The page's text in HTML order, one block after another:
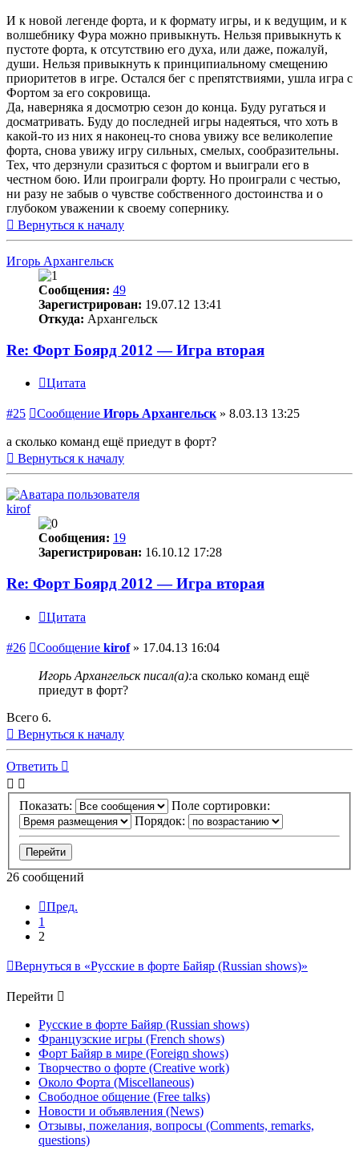
И к новой легенде форта, и к формату игры, и к ведущим, и к
волшебнику Фура можно привыкнуть. Нельзя привыкнуть к
пустоте форта, к отсутствию его духа, или даже, пожалуй,
души. Нельзя привыкнуть к принципиальному смещению
приоритетов в игре. Остался бег с препятствиями, ушла игра с
Фортом за его сокровища.
Да, наверняка я досмотрю сезон до конца. Буду ругаться и
досматривать. Буду до последней игры надеяться, что хоть в
какой-то из них я наконец-то снова увижу все великолепие
форта, снова увижу игру сильных, смелых, сообразительны.
Тех, что дерзнули сразиться с фортом и выиграли его в
честном бою. Или проиграли форту. Но проиграли с честью,
ни разу не забыв о чувстве собственного достоинства и о
глубоком уважении к своему сопернику.
Вернуться к началу
Игорь Архангельск
Сообщения: 49
Зарегистрирован: 19.07.12 13:41
Откуда: Архангельск
Re: Форт Боярд 2012 — Игра вторая
Цитата
#25 Сообщение Игорь Архангельск» 8.03.13 13:25
а сколько команд ещё приедут в форт?
Вернуться к началу
kirof
Сообщения: 19
Зарегистрирован: 16.10.12 17:28
Re: Форт Боярд 2012 — Игра вторая
Цитата
#26 Сообщение kirof» 17.04.13 16:04
Игорь Архангельск писал(а):а сколько команд ещё
приедут в форт?
Всего 6.
Вернуться к началу
Ответить
Показать:
Поле сортировки:
Порядок:
26 сообщений
Пред.
1
2
Вернуться в «Русские в форте Байяр (Russian shows)»
Перейти
Русские в форте Байяр (Russian shows)
Французские игры (French shows)
Форт Байяр в мире (Foreign shows)
Творчество о форте (Creative work)
Около Форта (Miscellaneous)
Свободное общение (Free talks)
Новости и объявления (News)
Отзывы, пожелания, вопросы (Comments, remarks,
questions)